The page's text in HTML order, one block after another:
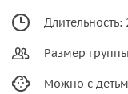
Длительность:
Размер
Можно с